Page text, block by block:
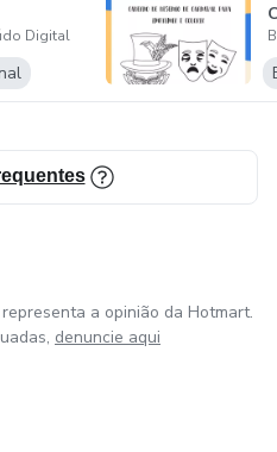
em 4 etapas:
Digital
a opinião da Hotmart.
denuncie aqui